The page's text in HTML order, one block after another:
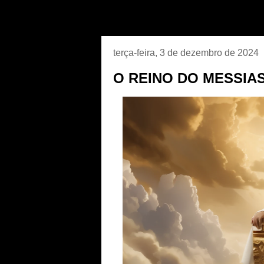
terça-feira, 3 de dezembro de 2024
O REINO DO